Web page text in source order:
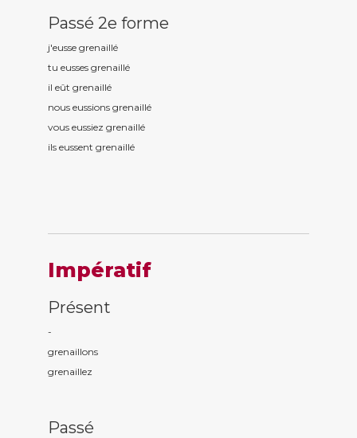
Passé 2e forme
j'eusse grenaillé
tu eusses grenaillé
il eût grenaillé
nous eussions grenaillé
vous eussiez grenaillé
ils eussent grenaillé
Impératif
Présent
-
grenaillons
grenaillez
Passé